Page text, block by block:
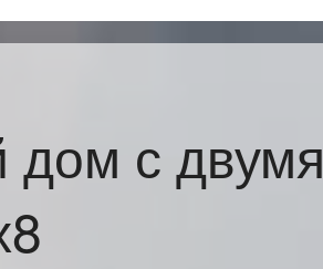
с двумя